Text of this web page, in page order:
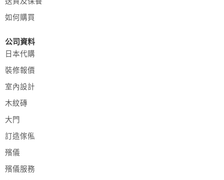
如何購買
公司資料
日本代購
裝修報價
室內設計
木紋磚
大門
訂造傢俬
殯儀
殯儀服務